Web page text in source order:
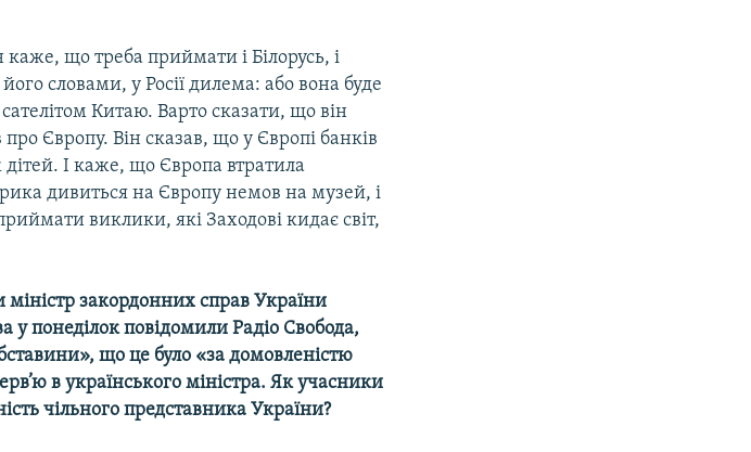
каже, що треба приймати і Білорусь, і
його словами, у Росії дилема: або вона буде
Китаю. Варто сказати, що він
Європу. Він сказав, що у Європі банків
І каже, що Європа втратила
дивиться на Європу немов на музей, і
виклики, які Заходові кидає світ,
міністр закордонних справ України
у понеділок повідомили Радіо Свобода,
що це було «за домовленістю
в українського міністра. Як учасники
чільного представника України?